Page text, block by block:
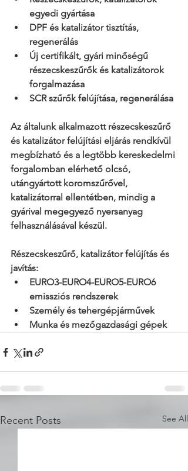
egyedi gyártása
DPF és katalizátor tisztítás,
regenerálás
Új certifikált, gyári minőségű
részecskeszűrők és katalizátorok
forgalmazása
SCR szűrők felújítása, regenerálása
Az általunk alkalmazott részecskeszűrő
és katalizátor felújítási eljárás rendkívül
megbízható és a legtöbb kereskedelmi
forgalomban elérhető olcsó,
utángyártott koromszűrővel,
katalizátorral ellentétben, mindig a
gyárival megegyező nyersanyag
felhasználásával készül.
Részecskeszűrő, katalizátor felújítás és
javítás:
EURO3-EURO4-EURO5-EURO6
emissziós rendszerek
Személy és tehergépjárművek
Munka és mezőgazdasági gépek
Recent Posts See All